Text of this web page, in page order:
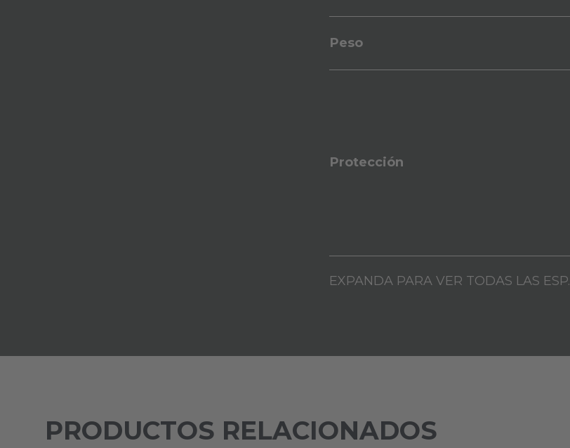
Peso
Protección
EXPANDA PARA VER TODAS LAS ESP.
PRODUCTOS RELACIONADOS